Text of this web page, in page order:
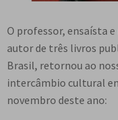
O professor, ensaísta
autor de três livros
Brasil, retornou ao
intercâmbio cultural
novembro deste ano: